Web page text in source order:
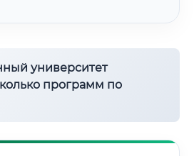
университет
программ по